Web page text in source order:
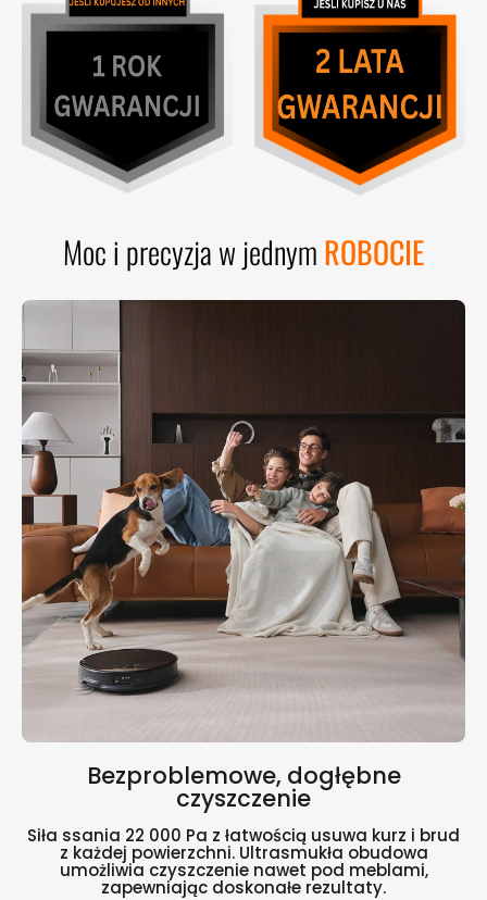
Moc i precyzja w jednymROBOCIE
Bezproblemowe, dogłębne
czyszczenie
Siła ssania 22 000 Pa z łatwością usuwa kurz i brud
z każdej powierzchni. Ultrasmukła obudowa
umożliwia czyszczenie nawet pod meblami,
zapewniając doskonałe rezultaty.